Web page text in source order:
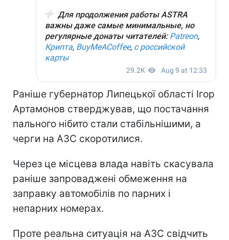
Раніше губернатор Липецької області Ігор
Артамонов стверджував, що постачання
пального нібито стали стабільнішими, а
черги на АЗС скоротилися.
Через це місцева влада навіть скасувала
раніше запроваджені обмеження на
заправку автомобілів по парних і
непарних номерах.
Проте реальна ситуація на АЗС свідчить